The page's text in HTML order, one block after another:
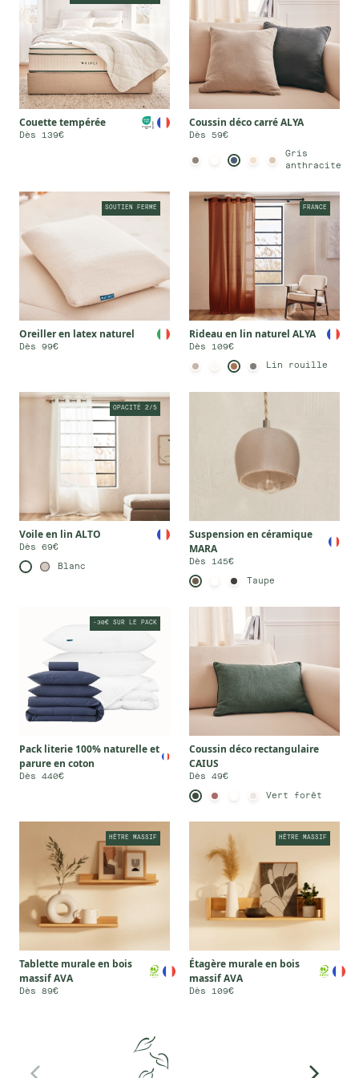
Couette tempérée
Dès 139€
Coussin déco carré ALYA
Dès 59€
Gris
anthracite
SOUTIEN FERME
Oreiller en latex naturel
Dès 99€
FRANCE
Rideau en lin naturel ALYA
Dès 109€
Lin rouille
OPACITÉ 2/5
Voile en lin ALTO
Dès 69€
Blanc
Suspension en céramique
MARA
Dès 145€
Taupe
-30€ SUR LE PACK
Pack literie 100% naturelle et
parure en coton
Dès 440€
Coussin déco rectangulaire
CAIUS
Dès 49€
Vert forêt
HÊTRE MASSIF
Tablette murale en bois
massif AVA
Dès 89€
HÊTRE MASSIF
Étagère murale en bois
massif AVA
Dès 109€